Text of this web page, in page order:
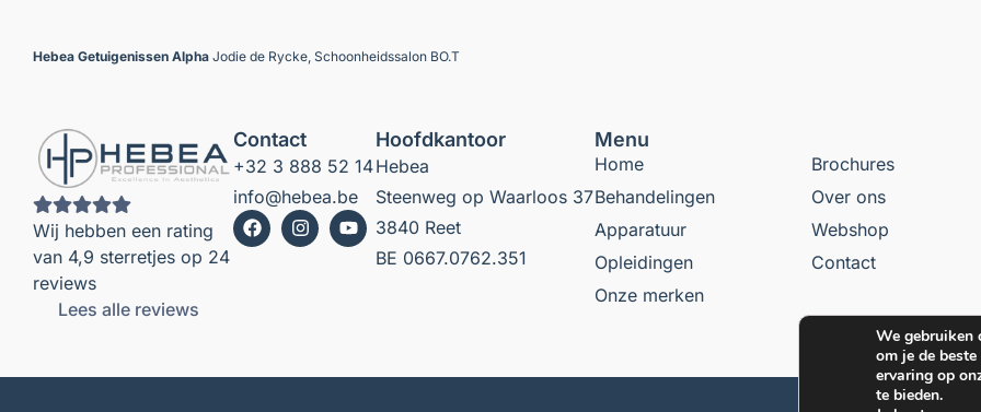
Hebea Getuigenissen Alpha Jodie de Rycke, Schoonheidssalon BO.T
Wij hebben een rating
van 4,9 sterretjes op 24
reviews
Lees alle reviews
Contact
+32 3 888 52 14
info@hebea.be
Hoofdkantoor
Hebea
Steenweg op Waarloos 37
3840 Reet
BE 0667.0762.351
Menu
Home
Behandelingen
Apparatuur
Opleidingen
Onze merken
Brochures
Over ons
Webshop
Contact
We gebruiken
om je de beste
ervaring op
te bieden.